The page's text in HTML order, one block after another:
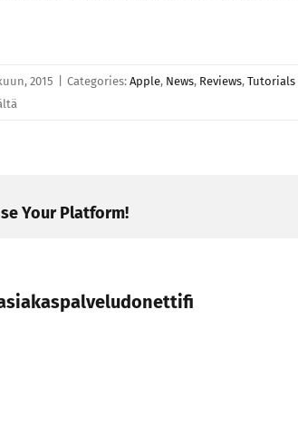
2015 Categories: Apple, News, Reviews, Tutorials
sedYour Platform!